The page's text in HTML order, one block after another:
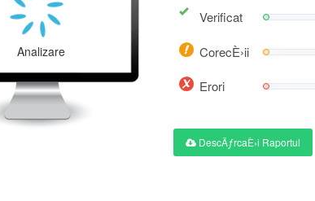
Analizare
Verificat
CorecÈ›ii
Erori
DescÄƒrcaÈ›i Raportul